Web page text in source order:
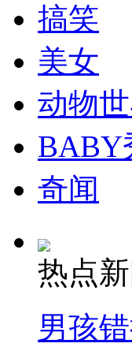
消防员救轻生者
纽约上演“枕头
司机酒驾遇交警
搞笑
美女
动物
BABY
奇闻
热点
男孩